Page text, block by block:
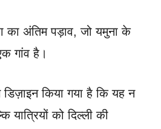
का अंतिम पड़ाव, जो यमुना के
गांव है।
किया गया है कि यह न
यात्रियों को दिल्ली की